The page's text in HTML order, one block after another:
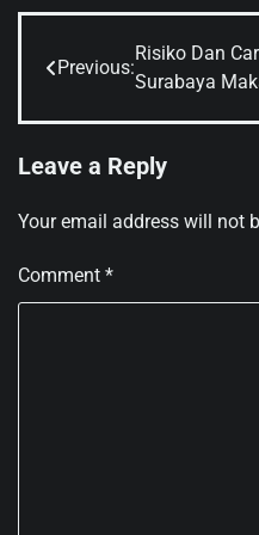
Post
Previous:
Risiko Dan
Surabaya
Leave a Reply
Your email address will not
Comment *